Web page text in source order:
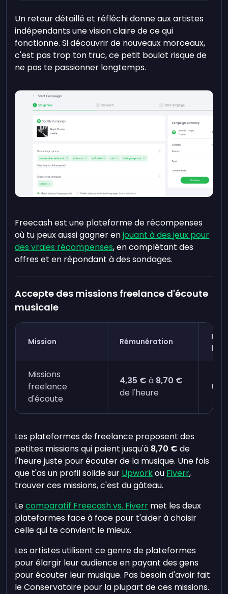
Un retour détaillé et réfléchi donne aux artistes
indépendants une vision claire de ce qui
fonctionne. Si découvrir de nouveaux morceaux,
c'est pas trop ton truc, ce petit boulot risque de
ne pas te passionner longtemps.
Freecash est une plateforme de récompenses
où tu peux aussi gagner enjouant à des jeux pour
des vraies récompenses, en complétant des
offres et en répondant à des sondages.
Accepte des missions freelance d'écoute
musicale
Mission Rémunération
Missions
freelance
d'écoute
4,35 € à 8,70 €
de l'heure
Un
Les plateformes de freelance proposent des
petites missions qui paient jusqu'à 8,70 € de
l'heure juste pour écouter de la musique. Une fois
que t'as un profil solide sur Upworkou Fiverr,
trouver ces missions, c'est du gâteau.
Lecomparatif Freecash vs. Fiverr met les deux
plateformes face à face pour t'aider à choisir
celle qui te convient le mieux.
Les artistes utilisent ce genre de plateformes
pour élargir leur audience en payant des gens
pour écouter leur musique. Pas besoin d'avoir fait
le Conservatoire pour la plupart de ces missions.